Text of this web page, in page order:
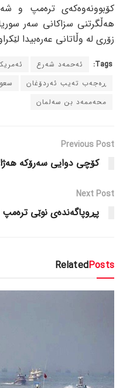
کۆبوونەوەکەی ترەمپ و
هەڵگرتنی سزاکانی سەر
زۆری لە وڵاتانی عەرەبیدا
Tags: ئەحمەد شەرع
ڕەجەب تەیب ئەردۆغان
محەممەد بن سەلمان
Previous Post
کۆچی دوایی سەرۆکە
Next Post
پڕوپاگەندەی نوێی ترەمپ
RelatedPosts